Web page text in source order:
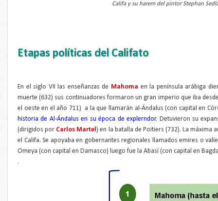
Califa y su harem del pintor Stephan
Etapas políticas del Califato
En el siglo VII las enseñanzas de Mahoma en la península arábiga
muerte (632) sus continuadores formaron un gran imperio que iba
el oeste en el año 711) a la que llamarán al-Ándalus (con capital en
historia de Al-Ándalus en su época de explerndor. Detuvieron su
(dirigidos por Carlos Martel ) en la batalla de Poitiers (732). La
el Califa. Se apoyaba en gobernantes regionales llamados emires o
Omeya (con capital en Damasco) luego fue la Abasí (con capital en
.